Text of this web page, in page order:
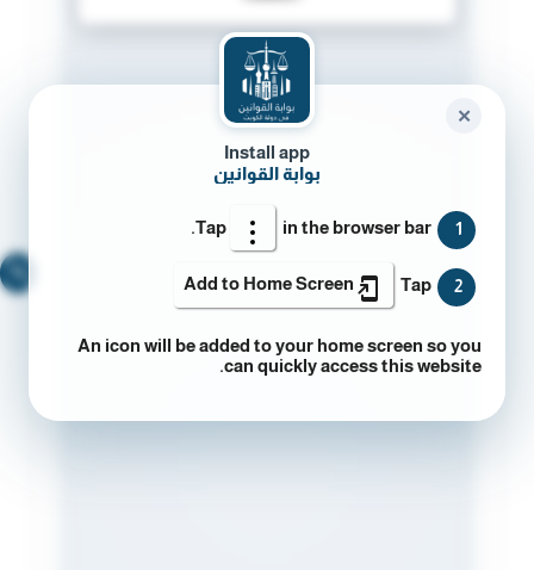
Install app
بوابة القوانين
1
Tap in the browser bar.
2
Tap
Add to Home Screen
An icon will be added to your home screen so you
can quickly access this website.
✕